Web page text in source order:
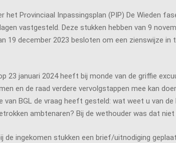
Provinciaal Inpassingsplan (PIP) De Wieden
vastgesteld. Deze stukken hebben van 9
19 december 2023 besloten om een zienswijze in
januari 2024 heeft bij monde van de griffie
en de raad verdere vervolgstappen mee kan
BGL de vraag heeft gesteld: wat weet u van
ambtenaren? Bij de wethouder was dat niet
de ingekomen stukken een brief/uitnodiging